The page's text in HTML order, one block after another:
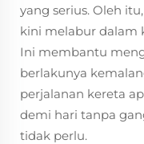
yang serius. Oleh
kini melabur dalam
Ini membantu
berlakunya
perjalanan kereta
demi hari tanpa
tidak perlu.